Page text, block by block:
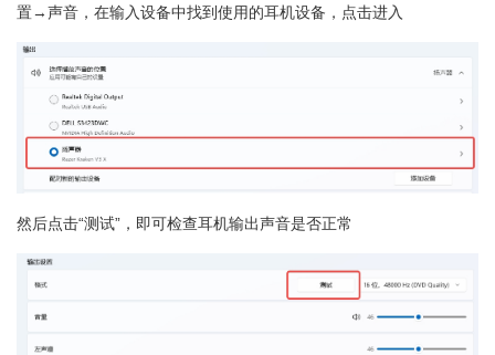
置→声音，在输入设备中找到使用的耳机设备，点击进入
然后点击“测试”，即可检查耳机输出声音是否正常